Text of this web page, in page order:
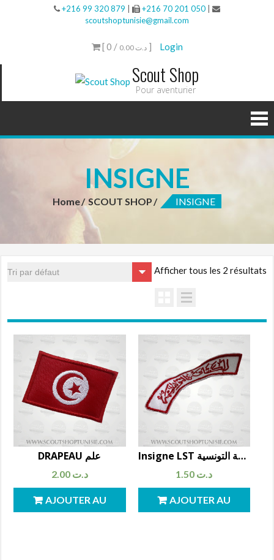
+216 99 320 879 +216 70 201 050
scoutshoptunisie@gmail.com
[ 0 / 0.00 د.ت] Login
Scout Shop
Pour aventurier
INSIGNE
Home SCOUT SHOP INSIGNE
Afficher tous les 2 résultats
DRAPEAU علم
2.00 د.ت
AJOUTER AU
Insigne LST اسم منظمة الكشافة التونسية
1.50 د.ت
AJOUTER AU